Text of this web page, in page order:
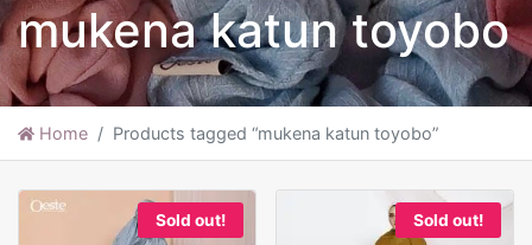
mukena katun toyobo
Home Products tagged “mukena katun toyobo”
Sold out! Sold out!